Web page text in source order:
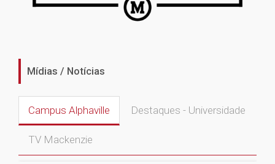
Mídias / Notícias
Campus Alphaville Destaques - Universidade
TV Mackenzie